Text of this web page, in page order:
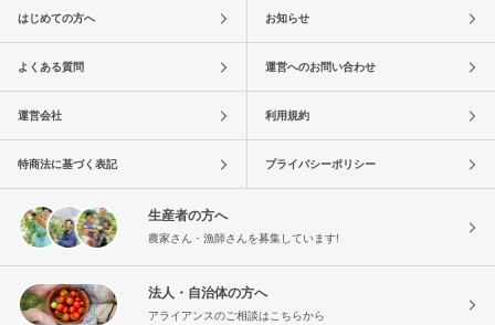
はじめての方へ お知らせ
よくある質問 運営へのお問い合わせ
運営会社 利用規約
特商法に基づく表記 プライバシーポリシー
生産者の方へ
農家さん・漁師さんを募集しています!
法人・自治体の方へ
アライアンスのご相談はこちらから